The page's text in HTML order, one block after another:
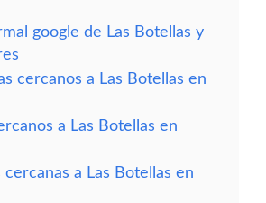
google de Las Botellas y
cercanos a Las Botellas en
a Las Botellas en
a Las Botellas en